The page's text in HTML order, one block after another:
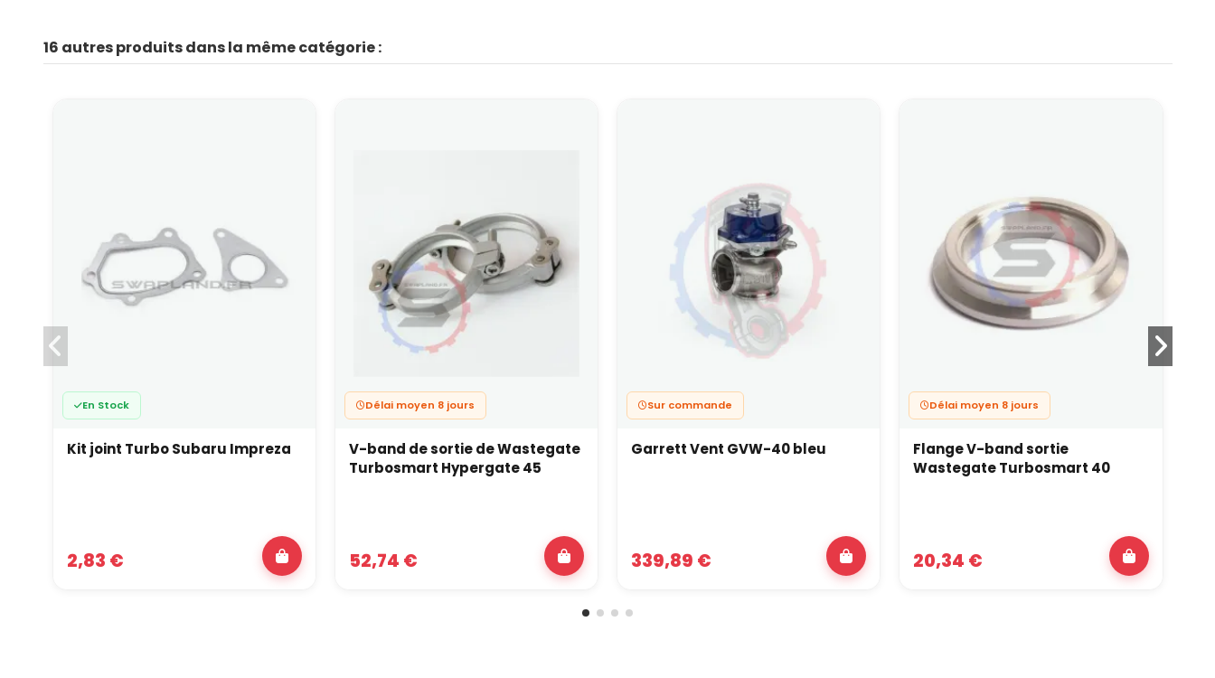
16 autres produits dans la même catégorie :
En Stock
Kit joint Turbo Subaru Impreza
2,83 €
Délai moyen 8 jours
V-band de sortie de Wastegate
Turbosmart Hypergate 45
52,74 €
Sur commande
Garrett Vent GVW-40 bleu
339,89 €
Délai moyen 8 jours
Flange V-band sortie
Wastegate Turbosmart 40
20,34 €